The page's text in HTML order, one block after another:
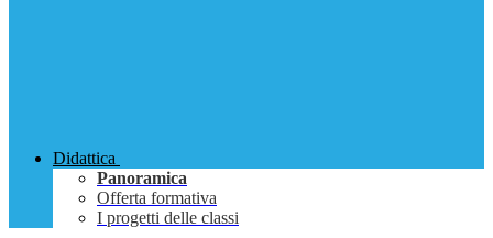
Didattica
Panoramica
Offerta formativa
I progetti delle classi